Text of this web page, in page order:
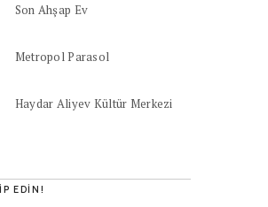
Son Ahşap Ev
Metropol Parasol
Haydar Aliyev Kültür Merkezi
EDIN!